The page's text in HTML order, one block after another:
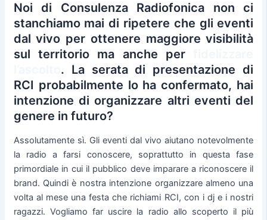
Noi di Consulenza Radiofonica non ci
stanchiamo mai di ripetere che gli eventi
dal vivo per ottenere maggiore visibilità
sul territorio ma anche per
. La serata di presentazione di
RCI probabilmente lo ha confermato, hai
intenzione di organizzare altri eventi del
genere in futuro?
Assolutamente sì. Gli eventi dal vivo aiutano notevolmente
la radio a farsi conoscere, soprattutto in questa fase
primordiale in cui il pubblico deve imparare a riconoscere il
brand. Quindi è nostra intenzione organizzare almeno una
volta al mese una festa che richiami RCI, con i dj e i nostri
ragazzi. Vogliamo far uscire la radio allo scoperto il più